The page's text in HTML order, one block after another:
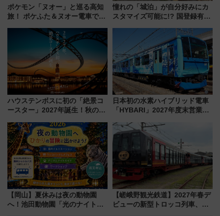
ポケモン「ヌオー」と巡る高知
旅！ ポケふた＆ヌオー電車で楽
路の絶景と絶品グルメを満喫！
（7月18日スタート）
憧れの「城泊」が自分好みにカ
スタマイズ可能に!? 国登録有形
にオーダーメイド型の宿泊プラ
ンが誕生！
ハウステンボスに初の「絶景コ
ースター」2027年誕生！秋の
ろも一挙紹介
日本初の水素ハイブリッド電車
「HYBARI」2027年度末営業運
で水素利活用が加速
【岡山】夏休みは夜の動物園
へ！池田動物園「光のナイトズ
【嵯峨野観光鉄道】2027年春デ
ビューの新型トロッコ列車、い